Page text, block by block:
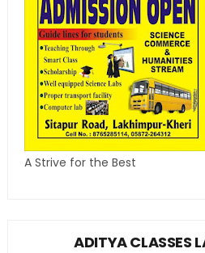
A Strive for the Best
ADITYA CLASSES